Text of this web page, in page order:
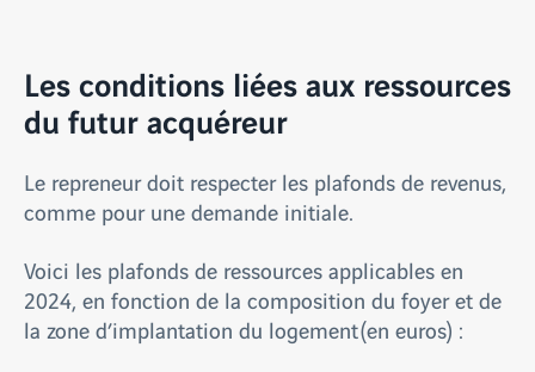
Les conditions liées aux ressources
du futur acquéreur
Le repreneur doit respecter les plafonds de revenus,
comme pour une demande initiale.
Voici les plafonds de ressources applicables en
2024, en fonction de la composition du foyer et de
la zone d’implantation du logement (en euros) :